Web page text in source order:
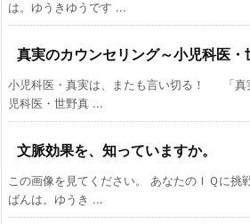
は。ゆうきゆうです ...
真実のカウンセリング～小児科医
小児科医・真実は、またも言い切る！ 「真
児科医・世野真 ...
文脈効果を、知っていますか。
この画像を見てください。 あなたのＩＱに挑
ばんは。ゆうき ...